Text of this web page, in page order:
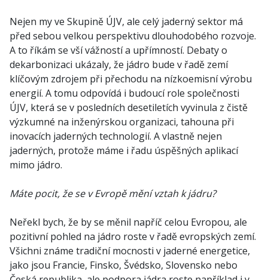
Nejen my ve Skupině ÚJV, ale celý jaderný sektor má
před sebou velkou perspektivu dlouhodobého rozvoje.
A to říkám se vší vážností a upřímností. Debaty o
dekarbonizaci ukázaly, že jádro bude v řadě zemí
klíčovým zdrojem při přechodu na nízkoemisní výrobu
energií. A tomu odpovídá i budoucí role společnosti
ÚJV, která se v posledních desetiletích vyvinula z čistě
výzkumné na inženýrskou organizaci, tahouna při
inovacích jaderných technologií. A vlastně nejen
jaderných, protože máme i řadu úspěšných aplikací
mimo jádro.
Máte pocit, že se v Evropě mění vztah k jádru?
Neřekl bych, že by se měnil napříč celou Evropou, ale
pozitivní pohled na jádro roste v řadě evropských zemí.
Všichni známe tradiční mocnosti v jaderné energetice,
jako jsou Francie, Finsko, Švédsko, Slovensko nebo